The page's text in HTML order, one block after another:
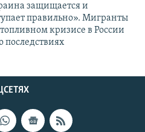
защищается и
правильно». Мигранты
кризисе в России
последствиях